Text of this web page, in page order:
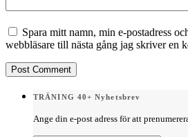
Spara mitt namn, min e-postadress
webbläsare till nästa gång jag skriver en
TRÄNING 40+ Nyhetsbrev
Ange din e-post adress för att